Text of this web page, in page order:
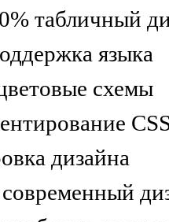
табличный
языка
схемы
дизайна